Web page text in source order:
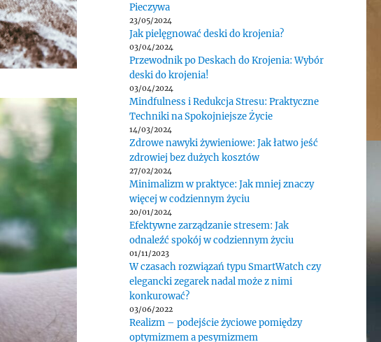
Pieczywa
23/05/2024
Jak pielęgnować deski do krojenia?
03/04/2024
Przewodnik po Deskach do Krojenia: Wybór
deski do krojenia!
03/04/2024
Mindfulness i Redukcja Stresu: Praktyczne
Techniki na Spokojniejsze Życie
14/03/2024
Zdrowe nawyki żywieniowe: Jak łatwo jeść
zdrowiej bez dużych kosztów
27/02/2024
Minimalizm w praktyce: Jak mniej znaczy
więcej w codziennym życiu
20/01/2024
Efektywne zarządzanie stresem: Jak
odnaleźć spokój w codziennym życiu
01/11/2023
W czasach rozwiązań typu SmartWatch czy
elegancki zegarek nadal może z nimi
konkurować?
03/06/2022
Realizm – podejście życiowe pomiędzy
optymizmem a pesymizmem